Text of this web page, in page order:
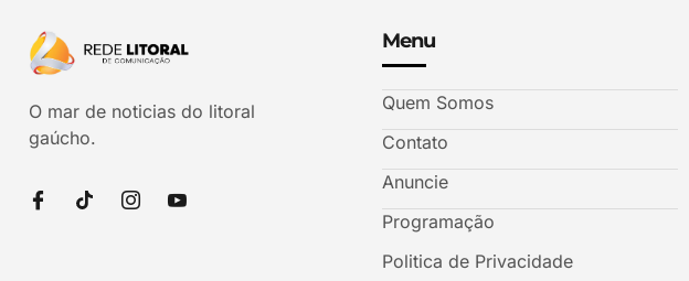
O mar de noticias do litoral
gaúcho.
Menu
Quem Somos
Contato
Anuncie
Programação
Politica de Privacidade